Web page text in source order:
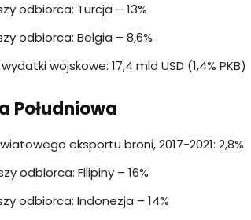
odbiorca: Turcja – 13%
odbiorca: Belgia – 8,6%
wojskowe: 17,4 mld USD (1,4% PKB)
Południowa
eksportu broni, 2017-2021: 2,8%
odbiorca: Filipiny – 16%
odbiorca: Indonezja – 14%